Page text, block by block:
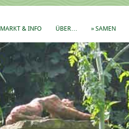
MARKT & INFO ÜBER… » SAMEN